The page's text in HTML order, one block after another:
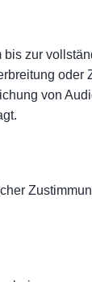
zur
oder
von